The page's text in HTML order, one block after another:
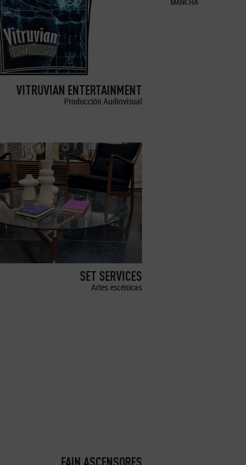
VITRUVIAN ENTERTAINMENT
Producción Audiovisual
SET SERVICES
Artes escénicas
FAIN ASCENSORES